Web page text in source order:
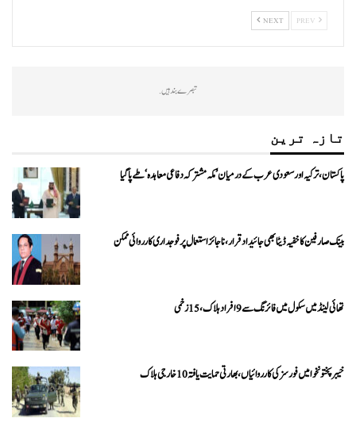
NEXT
تبصرے بند ہیں.
تازہ ترین
پاکستان، ترکیہ اور سعودی عرب کے درمیان ’مکہ مشترکہ دفاعی معاہدہ‘ طے پا گیا
بینک صارفین کا خفیہ ڈیٹا بھی جائیداد قرار، ناجائز استعمال پر فوجداری کارروائی ممکن
تھائی لینڈ میں سکول میں فائرنگ سے 9 افراد ہلاک، 15 زخمی
خیبرپختونخوا میں فورسز کی کارروائیاں، بھارتی حمایت یافتہ 10 خارجی ہلاک